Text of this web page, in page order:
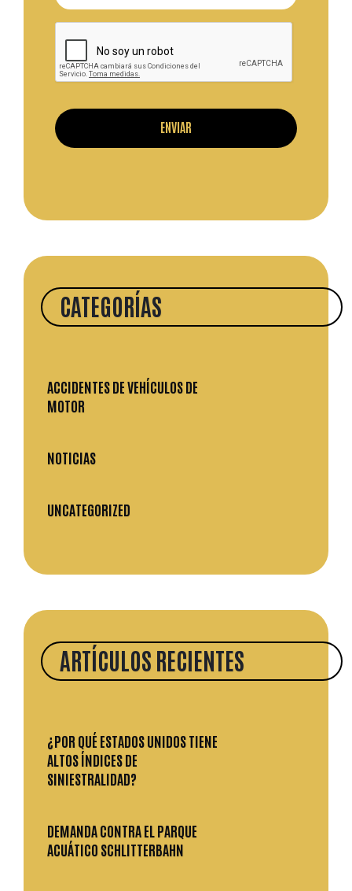
CATEGORÍAS
ACCIDENTES DE VEHÍCULOS DE
MOTOR
NOTICIAS
UNCATEGORIZED
ARTÍCULOS RECIENTES
¿POR QUÉ ESTADOS UNIDOS TIENE
ALTOS ÍNDICES DE
SINIESTRALIDAD?
DEMANDA CONTRA EL PARQUE
ACUÁTICO SCHLITTERBAHN